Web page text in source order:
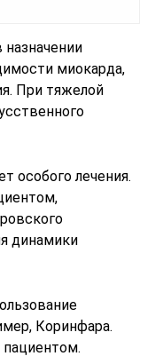
миокарда,
При тяжелой
особого лечения.
динамики
Коринфара.